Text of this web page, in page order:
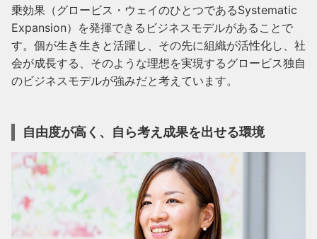
乗効果（グロービス・ウェイのひとつであるSystematic
Expansion）を発揮できるビジネスモデルがあることで
す。個が生き生きと活躍し、その先に組織が活性化し、社
会が成長する、そのような理想を実現するグロービス独自
のビジネスモデルが強みだと考えています。
自由度が高く、自ら考え成果を出せる環境